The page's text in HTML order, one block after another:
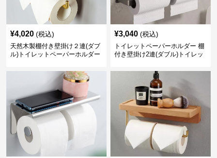
¥4,020 (税込)
天然木製棚付き壁掛け２連(ダブ
ル)トイレットペーパーホルダー
¥3,040 (税込)
トイレットペーパーホルダー 棚
付き壁掛け2連(ダブル)トイレッ